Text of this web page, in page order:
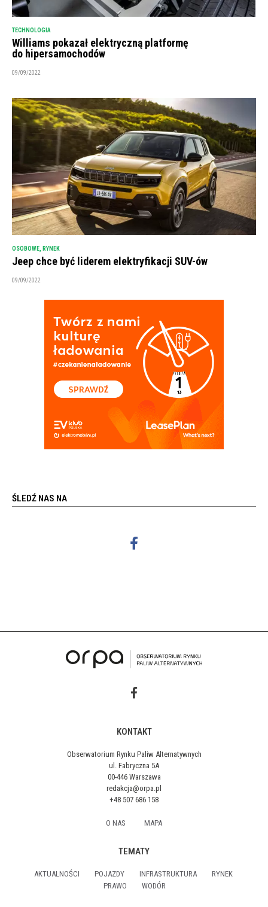
TECHNOLOGIA
Williams pokazał elektryczną platformę
do hipersamochodów
09/09/2022
OSOBOWE RYNEK
Jeep chce być liderem elektryfikacji SUV-ów
09/09/2022
ŚLEDŹ NAS NA
KONTAKT
Obserwatorium Rynku Paliw Alternatywnych
ul. Fabryczna 5A
00-446 Warszawa
redakcja@orpa.pl
+48 507 686 158
O NAS MAPA
TEMATY
AKTUALNOŚCI POJAZDY INFRASTRUKTURA
RYNEK
PRAWO
WODÓR